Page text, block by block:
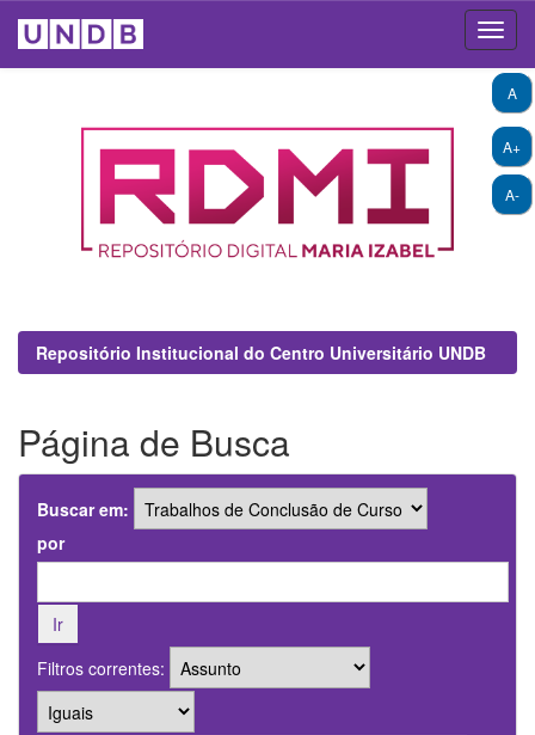
A+
A-
A
Repositório Institucional do Centro Universitário UNDB
Página de Busca
Buscar em:
por
Filtros correntes: